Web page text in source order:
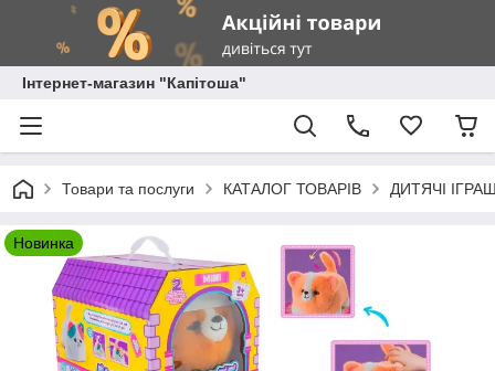
Інтернет-магазин "Капітоша"
Товари та послуги КАТАЛОГ ТОВАРІВ ДИТЯЧІ
Новинка